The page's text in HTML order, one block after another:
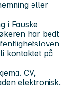
eller
i Fauske
har bedt
kontaktet på
CV,
elektronisk.